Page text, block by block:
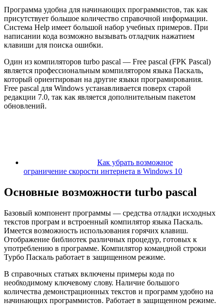
Программа удобна для начинающих программистов, так как
присутствует большое количество справочной информации.
Система Help имеет большой набор учебных примеров. При
написании кода возможно вызывать отладчик нажатием
клавиши для поиска ошибки.
Один из компиляторов turbo pascal — Free pascal (FPK Pascal)
является профессиональным компилятором языка Паскаль,
который ориентирован на другие языки програмирования.
Free pascal для Windows устанавливается поверх старой
редакции 7.0, так как является дополнительным пакетом
обновлений.
Как убрать возможное
ограничение скорости интернета в Windows 10
Основные возможности turbo pascal
Базовый компонент программы — средства отладки исходных
текстов програм и встроенный компилятор языка Паскаль.
Имеется возможность использования горячих клавиш.
Отображение библиотек различных процедур, готовых к
употреблению в программе. Компилятор командной строки
Турбо Паскаль работает в защищенном режиме.
В справочных статьях включены примеры кода по
необходимому ключевому слову. Наличие большого
количества демонстрационных текстов и программ удобно на
начинающих программистов. Работает в защищенном режиме.